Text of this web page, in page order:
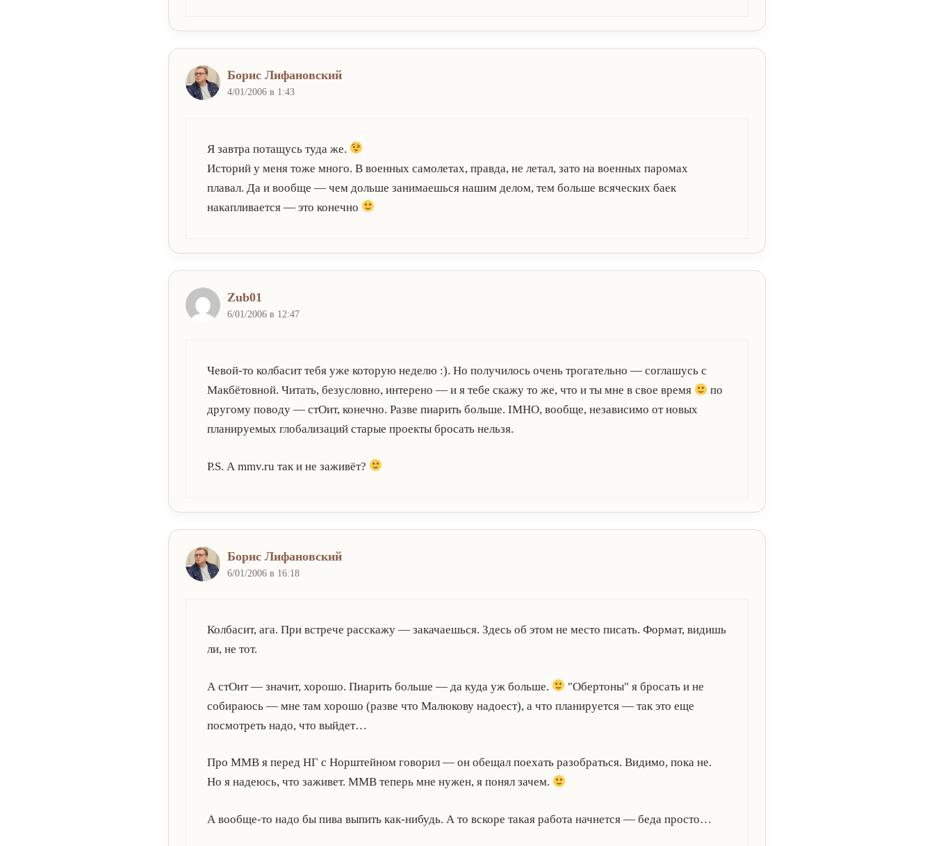
Борис Лифановский
4/01/2006 в 1:43
Я завтра потащусь туда же.
Историй у меня тоже много. В военных самолетах, правда, не летал, зато на военных паромах
плавал. Да и вообще — чем дольше занимаешься нашим делом, тем больше всяческих баек
накапливается — это конечно
Zub01
6/01/2006 в 12:47
Чевой-то колбасит тебя уже которую неделю :). Но получилось очень трогательно — соглашусь с
Макбётовной. Читать, безусловно, интерено — и я тебе скажу то же, что и ты мне в свое время
по
другому поводу — стОит, конечно. Разве пиарить больше. IMHO, вообще, независимо от новых
планируемых глобализаций старые проекты бросать нельзя.
P.S. А mmv.ru так и не заживёт?
Борис Лифановский
6/01/2006 в 16:18
Колбасит, ага. При встрече расскажу — закачаешься. Здесь об этом не место писать. Формат, видишь
ли, не тот.
А стОит — значит, хорошо. Пиарить больше — да куда уж больше.
"Обертоны" я бросать и не
собираюсь — мне там хорошо (разве что Малюкову надоест), а что планируется — так это еще
посмотреть надо, что выйдет…
Про ММВ я перед НГ с Норштейном говорил — он обещал поехать разобраться. Видимо, пока не.
Но я надеюсь, что заживет. ММВ теперь мне нужен, я понял зачем.
А вообще-то надо бы пива выпить как-нибудь. А то вскоре такая работа начнется — беда просто…